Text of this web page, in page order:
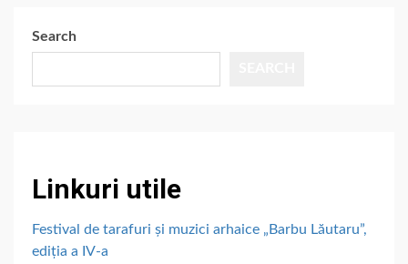
Search
Linkuri utile
Festival de tarafuri și muzici arhaice „Barbu Lăutaru”,
ediția a IV-a